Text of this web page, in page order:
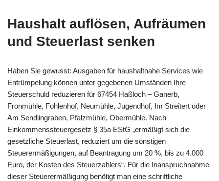
Haushalt auflösen, Aufräumen
und Steuerlast senken
Haben Sie gewusst: Ausgaben für haushaltnahe Services wie
Entrümpelung können unter gegebenen Umständen Ihre
Steuerschuld reduzieren für 67454 Haßloch – Ganerb,
Fronmühle, Fohlenhof, Neumühle, Jugendhof, Im Streitert oder
Am Sendlingraben, Pfalzmühle, Obermühle. Nach
Einkommenssteuergesetz § 35a EStG „ermäßigt sich die
gesetzliche Steuerlast, reduziert um die sonstigen
Steuerermäßigungen, auf Beantragung um 20 %, bis zu 4.000
Euro, der Kosten des Steuerzahlers“. Für die Inanspruchnahme
dieser Steuerermäßigung benötigt man eine schriftliche